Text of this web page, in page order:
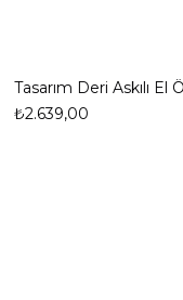
₺2.639,00